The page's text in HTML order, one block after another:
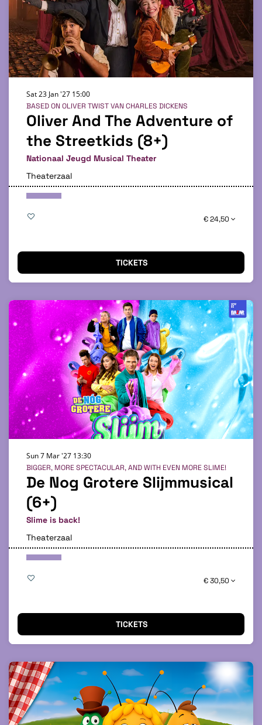
Oliver And The Adventure of
the Streetkids (8+)
Nationaal Jeugd Musical Theater
BASED ON OLIVER TWIST VAN CHARLES DICKENS
Sat 23 Jan '27 15:00
Theaterzaal
€ 24,50
TICKETS
De Nog Grotere Slijmmusical
(6+)
Slime is back!
BIGGER, MORE SPECTACULAR, AND WITH EVEN MORE SLIME!
Sun 7 Mar '27 13:30
Theaterzaal
€ 30,50
TICKETS